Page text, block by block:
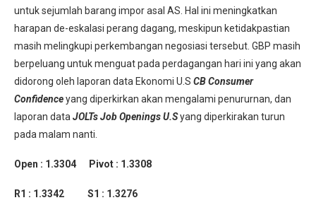
untuk sejumlah barang impor asal AS. Hal ini meningkatkan
harapan de-eskalasi perang dagang, meskipun ketidakpastian
masih melingkupi perkembangan negosiasi tersebut. GBP masih
berpeluang untuk menguat pada perdagangan hari ini yang akan
didorong oleh laporan data Ekonomi U.S CB Consumer
Confidenceyang diperkirkan akan mengalami penururnan, dan
laporan data JOLTs Job Openings U.Syang diperkirakan turun
pada malam nanti.
Open : 1.3304 Pivot : 1.3308
R1 : 1.3342 S1 : 1.3276